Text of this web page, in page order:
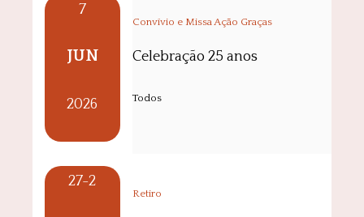
7
JUN
2026
Convívio e Missa Ação Graças
Celebração 25 anos
Todos
27-2
Retiro